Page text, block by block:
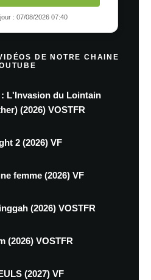
: 07/08/2026 07:40
DE NOTRE CHAINE
L'Invasion du Lointain
(2026) VOSTFR
2 (2026) VF
femme (2026) VF
(2026) VOSTFR
(2026) VOSTFR
(2027) VF